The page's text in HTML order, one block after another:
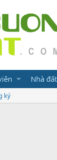
Nhà đất
ký